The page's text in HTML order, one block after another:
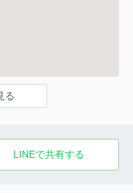
る
LINEで共有する